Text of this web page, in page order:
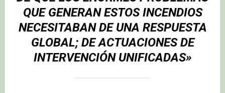
QUE GENERAN ESTOS INCENDIOS
NECESITABAN DE UNA RESPUESTA
GLOBAL; DE ACTUACIONES DE
INTERVENCIÓN UNIFICADAS»